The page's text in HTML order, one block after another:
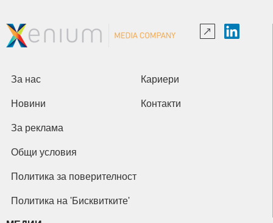
За нас Кариери
Новини Контакти
За реклама
Общи условия
Политика за поверителност
Политика на 'Бисквитките'